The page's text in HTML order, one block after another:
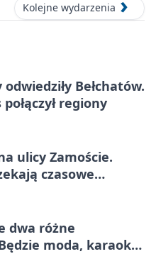
Kolejne wydarzenia
Bełchatów.
regiony
ulicy Zamoście.
czasowe
dwa różne
moda, karaoke